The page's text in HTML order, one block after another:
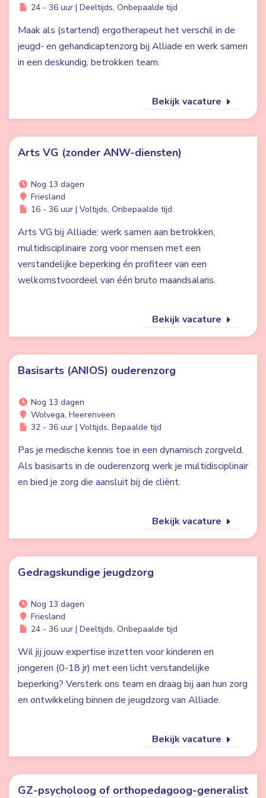
24 - 36 uur | Deeltijds, Onbepaalde tijd
Maak als (startend) ergotherapeut het verschil in de
jeugd- en gehandicaptenzorg bij Alliade en werk samen
in een deskundig, betrokken team.
Bekijk vacature
Arts VG (zonder ANW-diensten)
Nog 13 dagen
Friesland
16 - 36 uur | Voltijds, Onbepaalde tijd
Arts VG bij Alliade: werk samen aan betrokken,
multidisciplinaire zorg voor mensen met een
verstandelijke beperking én profiteer van een
welkomstvoordeel van één bruto maandsalaris.
Bekijk vacature
Basisarts (ANIOS) ouderenzorg
Nog 13 dagen
Wolvega, Heerenveen
32 - 36 uur | Voltijds, Bepaalde tijd
Pas je medische kennis toe in een dynamisch zorgveld.
Als basisarts in de ouderenzorg werk je multidisciplinair
en bied je zorg die aansluit bij de cliënt.
Bekijk vacature
Gedragskundige jeugdzorg
Nog 13 dagen
Friesland
24 - 36 uur | Deeltijds, Onbepaalde tijd
Wil jij jouw expertise inzetten voor kinderen en
jongeren (0-18 jr) met een licht verstandelijke
beperking? Versterk ons team en draag bij aan hun zorg
en ontwikkeling binnen de jeugdzorg van Alliade.
Bekijk vacature
GZ-psycholoog of orthopedagoog-generalist